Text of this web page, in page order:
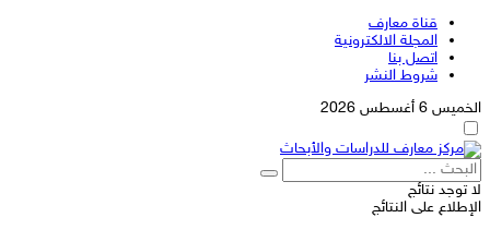
قناة معارف
المجلة الالكترونية
اتصل بنا
شروط النشر
الخميس 6 أغسطس 2026
لا توجد نتائج
الإطلاع على النتائج